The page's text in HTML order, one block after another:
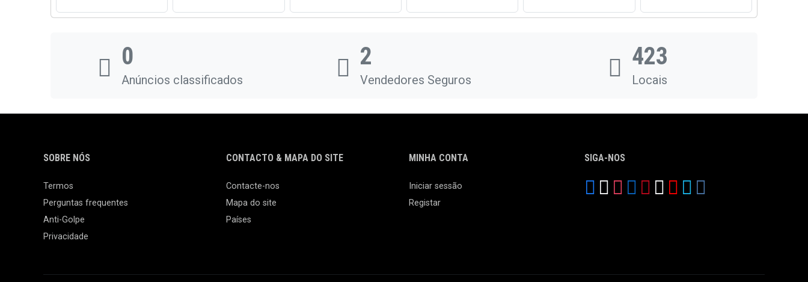
0
Anúncios classificados
2
Vendedores Seguros
423
Locais
SOBRE NÓS
Termos
Perguntas frequentes
Anti-Golpe
Privacidade
CONTACTO & MAPA DO SITE
Contacte-nos
Mapa do site
Países
MINHA CONTA
Iniciar sessão
Registar
SIGA-NOS